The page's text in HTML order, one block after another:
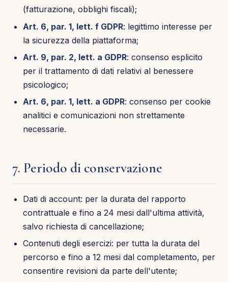
(fatturazione, obblighi fiscali);
Art. 6, par. 1, lett. f GDPR: legittimo interesse per
la sicurezza della piattaforma;
Art. 9, par. 2, lett. a GDPR: consenso esplicito
per il trattamento di dati relativi al benessere
psicologico;
Art. 6, par. 1, lett. a GDPR: consenso per cookie
analitici e comunicazioni non strettamente
necessarie.
7. Periodo di conservazione
Dati di account: per la durata del rapporto
contrattuale e fino a 24 mesi dall'ultima attività,
salvo richiesta di cancellazione;
Contenuti degli esercizi: per tutta la durata del
percorso e fino a 12 mesi dal completamento, per
consentire revisioni da parte dell'utente;